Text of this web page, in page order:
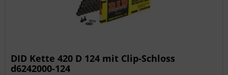
DID Kette 420 D 124 mit Clip-Schloss
d6242000-124